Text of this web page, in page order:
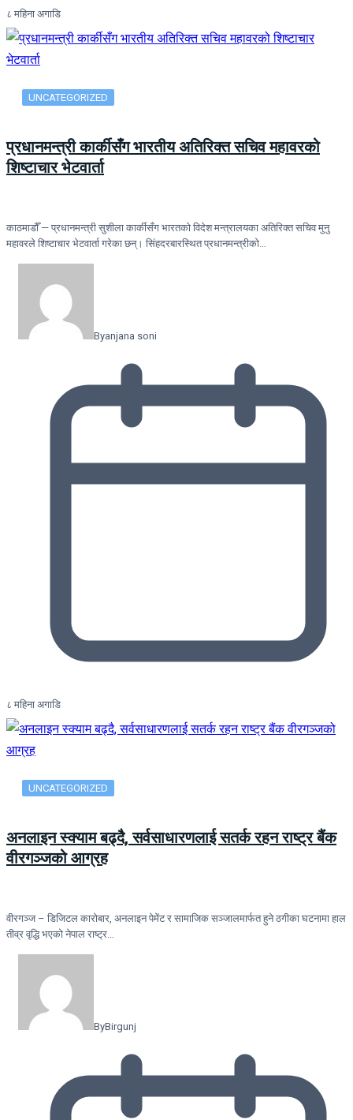
८ महिना अगाडि
UNCATEGORIZED
प्रधानमन्त्री कार्कीसँग भारतीय अतिरिक्त सचिव महावरको
शिष्टाचार भेटवार्ता
काठमाडौँ — प्रधानमन्त्री सुशीला कार्कीसँग भारतको विदेश मन्त्रालयका अतिरिक्त सचिव मुनु
महावरले शिष्टाचार भेटवार्ता गरेका छन्। सिंहदरबारस्थित प्रधानमन्त्रीको…
Byanjana soni
८ महिना अगाडि
UNCATEGORIZED
अनलाइन स्क्याम बढ्दै, सर्वसाधारणलाई सतर्क रहन राष्ट्र बैंक
वीरगञ्जको आग्रह
वीरगञ्ज – डिजिटल कारोबार, अनलाइन पेमेंट र सामाजिक सञ्जालमार्फत हुने ठगीका घटनामा हाल
तीव्र वृद्धि भएको नेपाल राष्ट्र…
ByBirgunj